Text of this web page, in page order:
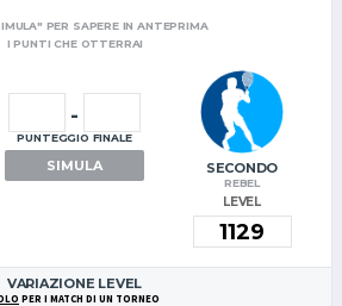
PER SAPERE IN ANTEPRIMA
I PUNTI CHE OTTERRAI
-
PUNTEGGIO FINALE
SIMULA SECONDO
REBEL
LEVEL
VARIAZIONE LEVEL
PER I MATCH DI UN TORNEO